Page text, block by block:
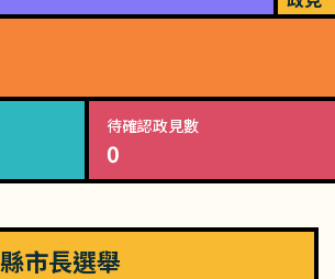
待確認政見數
0
縣市長選舉